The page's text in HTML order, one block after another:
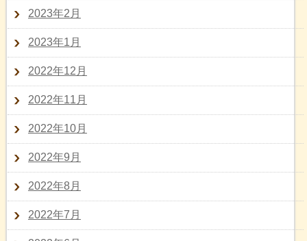
2023年2月
2023年1月
2022年12月
2022年11月
2022年10月
2022年9月
2022年8月
2022年7月